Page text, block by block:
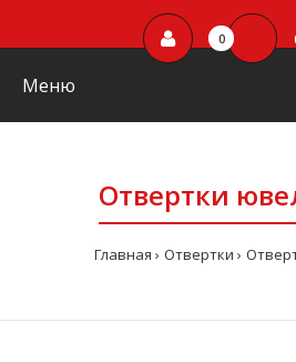
0
Меню
Отвертки
Главная Отвертки